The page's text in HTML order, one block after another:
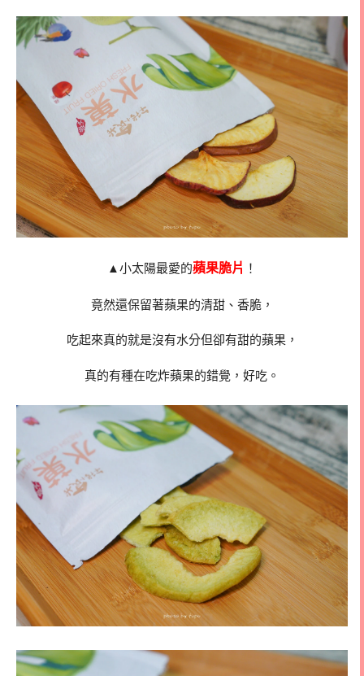
▲小太陽最愛的蘋果脆片 ！
竟然還保留著蘋果的清甜、香脆，
吃起來真的就是沒有水分但卻有甜的蘋果，
真的有種在吃炸蘋果的錯覺，好吃。